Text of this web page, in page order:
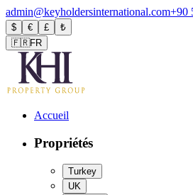
admin@keyholdersinternational.com+90
$ € £
₺
🇫🇷FR
Accueil
Propriétés
Turkey
UK